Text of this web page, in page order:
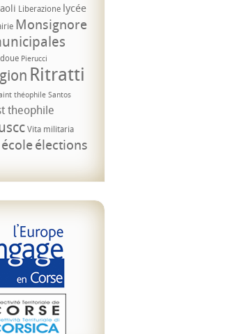
Liberazione lycée
Monsignore
Pierucci
Ritratti
théophile Santos
theophile
Vita militaria
écoleélections